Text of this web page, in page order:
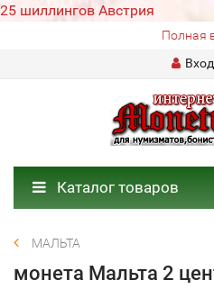
25 шиллингов Австрия
Полная
Вход
Каталог товаров
МАЛЬТА
монета Мальта 2